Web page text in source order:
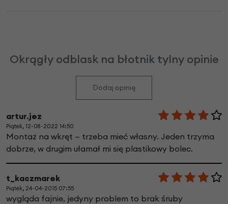
Okrągły odblask na błotnik tylny opinie
Dodaj opinię
artur.jez
Piątek, 12-08-2022 14:50
Montaż na wkręt — trzeba mieć własny. Jeden trzyma
dobrze, w drugim ułamał mi się plastikowy bolec.
t_kaczmarek
Piątek, 24-04-2015 07:55
wygląda fajnie, jedyny problem to brak śruby